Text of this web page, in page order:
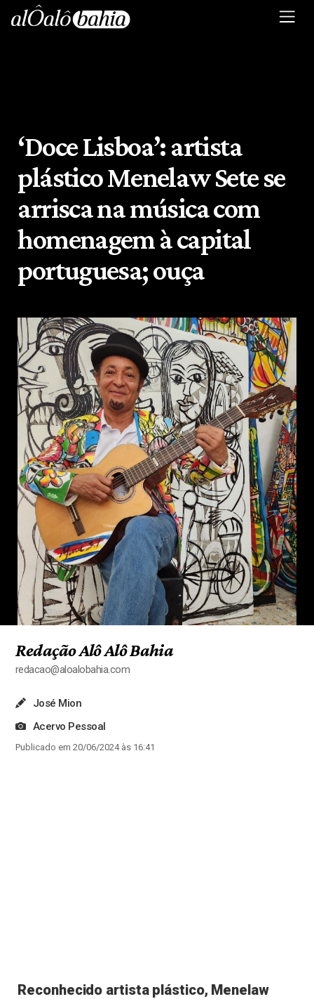
‘Doce Lisboa’: artista
plástico Menelaw Sete se
arrisca na música com
homenagem à capital
portuguesa; ouça
Redação Alô Alô Bahia
redacao@aloalobahia.com
José Mion
Acervo Pessoal
Publicado em 20/06/2024 às 16:41
Reconhecido artista plástico, Menelaw